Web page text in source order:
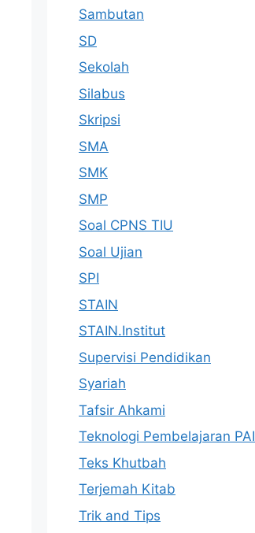
Sambutan
SD
Sekolah
Silabus
Skripsi
SMA
SMK
SMP
Soal CPNS TIU
Soal Ujian
SPI
STAIN
STAIN.Institut
Supervisi Pendidikan
Syariah
Tafsir Ahkami
Teknologi Pembelajaran PAI
Teks Khutbah
Terjemah Kitab
Trik and Tips